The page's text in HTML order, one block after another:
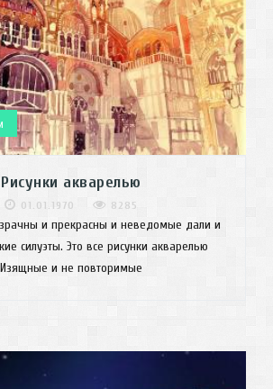
Рисунки акварелью
01.01.1970 8285
и прекрасны и неведомые дали и
силуэты. Это все рисунки акварелью
Изящные и не повторимые